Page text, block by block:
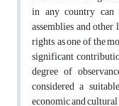
in any country can
assemblies and
rights, as one of the
significant
degree of
considered a
economic and